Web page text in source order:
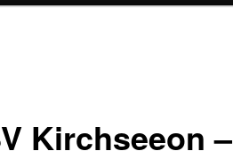
Kirchseeon –